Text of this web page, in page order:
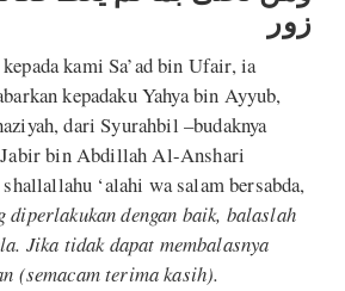
زور
kami Sa’ad bin Ufair, ia
kepadaku Yahya bin Ayyub,
dari Syurahbil –budaknya
bin Abdillah Al-Anshari
‘alahi wa salam bersabda,
diperlakukan dengan baik, balaslah
Jika tidak dapat membalasnya
(semacam terima kasih).